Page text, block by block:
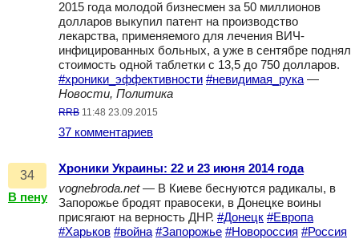
2015 года молодой бизнесмен за 50 миллионов
долларов выкупил патент на производство
лекарства, применяемого для лечения ВИЧ-
инфицированных больных, а уже в сентябре поднял
стоимость одной таблетки с 13,5 до 750 долларов.
#хроники_эффективности #невидимая_рука —
Новости, Политика
RRB 11:48 23.09.2015
37 комментариев
34
В пену
Хроники Украины: 22 и 23 июня 2014 года
vognebroda.net— В Киеве беснуются радикалы, в
Запорожье бродят правосеки, в Донецке воины
присягают на верность ДНР. #Донецк #Европа
#Харьков #война #Запорожье #Новороссия #Россия